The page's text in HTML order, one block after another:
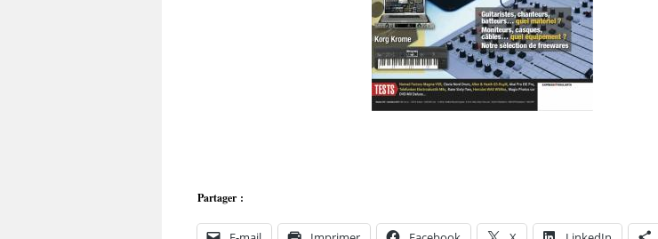
Partager :